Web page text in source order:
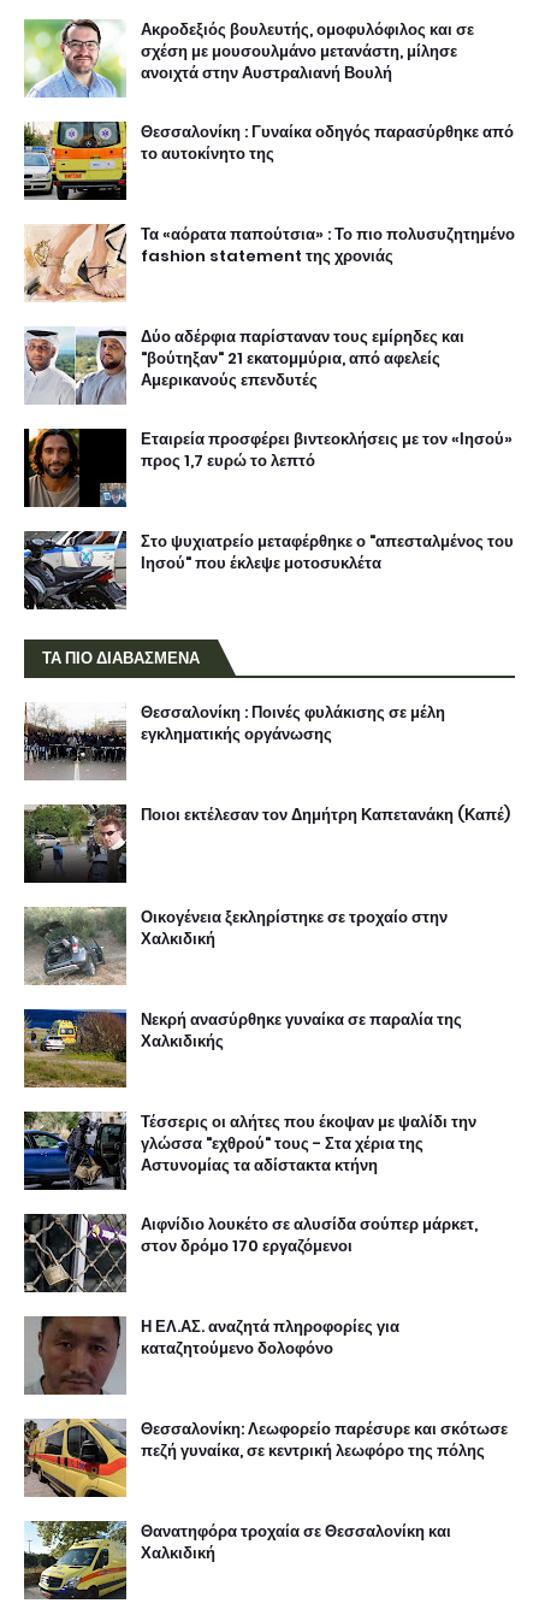
Ακροδεξιός βουλευτής, ομοφυλόφιλος και σε
σχέση με μουσουλμάνο μετανάστη, μίλησε
ανοιχτά στην Αυστραλιανή Βουλή
Θεσσαλονίκη : Γυναίκα οδηγός παρασύρθηκε από
το αυτοκίνητο της
Τα «αόρατα παπούτσια» : Το πιο πολυσυζητημένο
fashion statement της χρονιάς
Δύο αδέρφια παρίσταναν τους εμίρηδες και
"βούτηξαν" 21 εκατομμύρια, από αφελείς
Αμερικανούς επενδυτές
Εταιρεία προσφέρει βιντεοκλήσεις με τον «Ιησού»
προς 1,7 ευρώ το λεπτό
Στο ψυχιατρείο μεταφέρθηκε ο "απεσταλμένος του
Ιησού" που έκλεψε μοτοσυκλέτα
ΤΑ ΠΙΟ ΔΙΑΒΑΣΜΕΝΑ
Θεσσαλονίκη : Ποινές φυλάκισης σε μέλη
εγκληματικής οργάνωσης
Ποιοι εκτέλεσαν τον Δημήτρη Καπετανάκη (Καπέ)
Οικογένεια ξεκληρίστηκε σε τροχαίο στην
Χαλκιδική
Νεκρή ανασύρθηκε γυναίκα σε παραλία της
Χαλκιδικής
Τέσσερις οι αλήτες που έκοψαν με ψαλίδι την
γλώσσα "εχθρού" τους - Στα χέρια της
Αστυνομίας τα αδίστακτα κτήνη
Αιφνίδιο λουκέτο σε αλυσίδα σούπερ μάρκετ,
στον δρόμο 170 εργαζόμενοι
Η ΕΛ.ΑΣ. αναζητά πληροφορίες για
καταζητούμενο δολοφόνο
Θεσσαλονίκη: Λεωφορείο παρέσυρε και σκότωσε
πεζή γυναίκα, σε κεντρική λεωφόρο της πόλης
Θανατηφόρα τροχαία σε Θεσσαλονίκη και
Χαλκιδική